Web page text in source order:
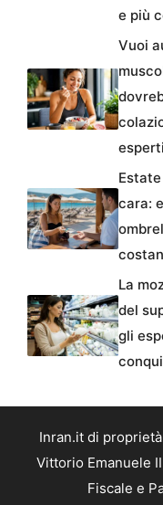
e più
Vuoi
esperti
cara:
La
del
gli
Inran.it di
Vittorio Emanuele
Fiscale e